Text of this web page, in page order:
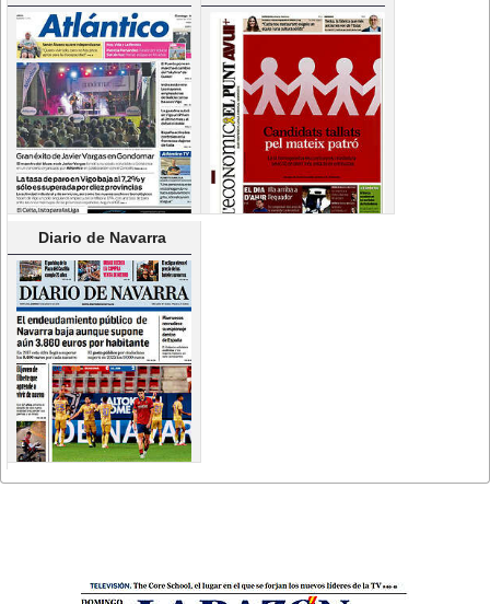
Diario de Navarra